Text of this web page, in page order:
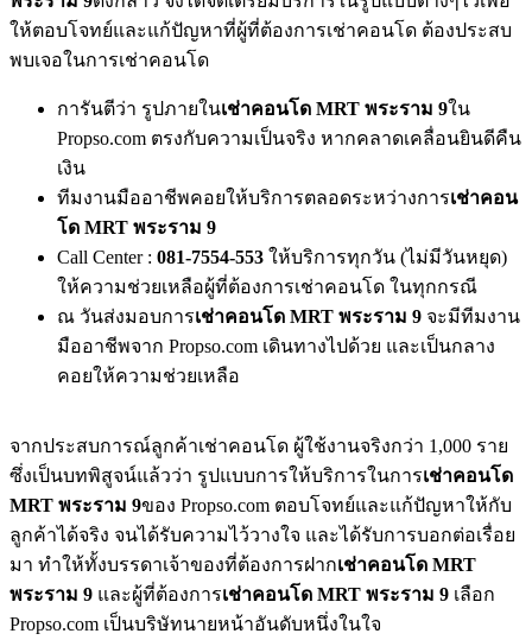
ให้ตอบโจทย์และแก้ปัญหาที่ผู้ที่ต้องการเช่าคอนโด ต้องประสบ
พบเจอในการเช่าคอนโด
การันตีว่า รูปภายในเช่าคอนโด MRT พระราม 9ใน
Propso.com ตรงกับความเป็นจริง หากคลาดเคลื่อนยินดีคืน
เงิน
ทีมงานมืออาชีพคอยให้บริการตลอดระหว่างการเช่าคอน
โด MRT พระราม 9
Call Center : 081-7554-553 ให้บริการทุกวัน (ไม่มีวันหยุด)
ให้ความช่วยเหลือผู้ที่ต้องการเช่าคอนโด ในทุกกรณี
ณ วันส่งมอบการเช่าคอนโด MRT พระราม 9 จะมีทีมงาน
มืออาชีพจาก Propso.com เดินทางไปด้วย และเป็นกลาง
คอยให้ความช่วยเหลือ
จากประสบการณ์ลูกค้าเช่าคอนโด ผู้ใช้งานจริงกว่า 1,000 ราย
ซึ่งเป็นบทพิสูจน์แล้วว่า รูปแบบการให้บริการในการเช่าคอนโด
MRT พระราม 9ของ Propso.com ตอบโจทย์และแก้ปัญหาให้กับ
ลูกค้าได้จริง จนได้รับความไว้วางใจ และได้รับการบอกต่อเรื่อย
มา ทำให้ทั้งบรรดาเจ้าของที่ต้องการฝากเช่าคอนโด MRT
พระราม 9 และผู้ที่ต้องการเช่าคอนโด MRT พระราม 9 เลือก
Propso.com เป็นบริษัทนายหน้าอันดับหนึ่งในใจ